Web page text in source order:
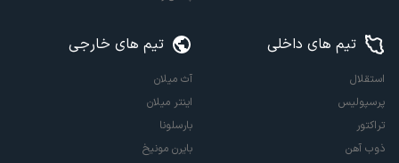
تیم های داخلی
استقلال
پرسپولیس
تراکتور
ذوب آهن
تیم های خارجی
آث میلان
اینتر میلان
بارسلونا
بایرن مونیخ